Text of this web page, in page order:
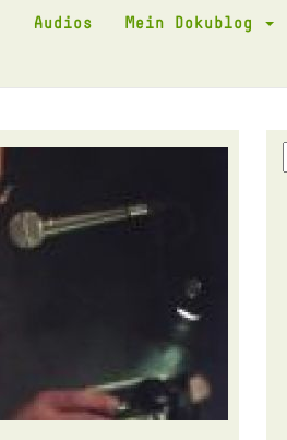
Audios Mein Dokublog